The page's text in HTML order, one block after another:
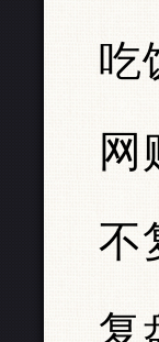
吃
网
不
复